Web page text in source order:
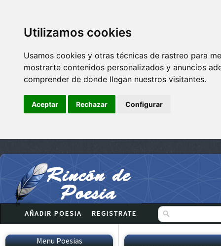
Utilizamos cookies
Usamos cookies y otras técnicas de rastreo para
mostrarte contenidos personalizados y anuncios
comprender de donde llegan nuestros visitantes.
Aceptar Rechazar Configurar
AÑADIR POESIA REGISTRATE
Menu Poesias